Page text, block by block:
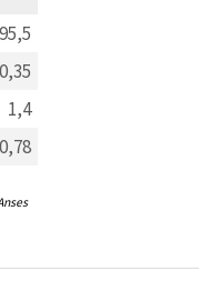
95,5
1,4
0,78